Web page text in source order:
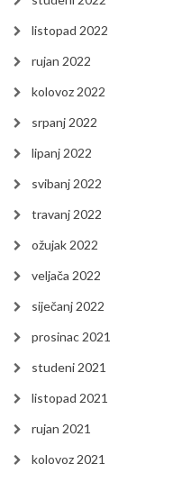
listopad 2022
rujan 2022
kolovoz 2022
srpanj 2022
lipanj 2022
svibanj 2022
travanj 2022
ožujak 2022
veljača 2022
siječanj 2022
prosinac 2021
studeni 2021
listopad 2021
rujan 2021
kolovoz 2021